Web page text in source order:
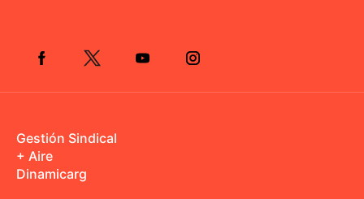
Gestión Sindical
+ Aire
Dinamicarg